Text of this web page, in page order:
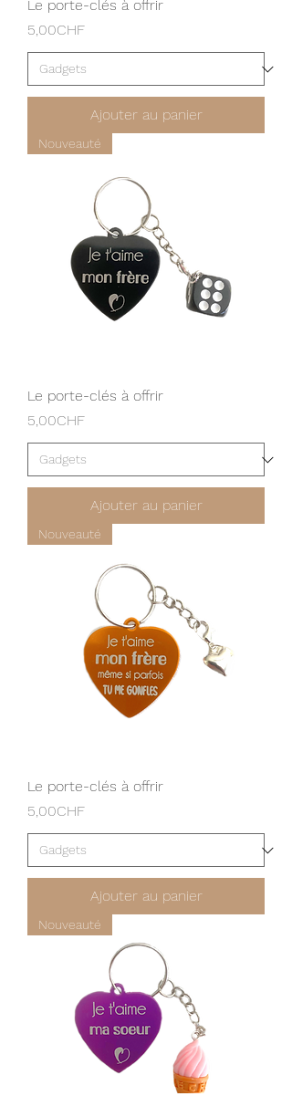
Le porte-clés à offrir
Prix
5,00CHF
Ajouter au panier
Nouveauté
Le porte-clés à offrir
Prix
5,00CHF
Ajouter au panier
Nouveauté
Le porte-clés à offrir
Prix
5,00CHF
Ajouter au panier
Nouveauté